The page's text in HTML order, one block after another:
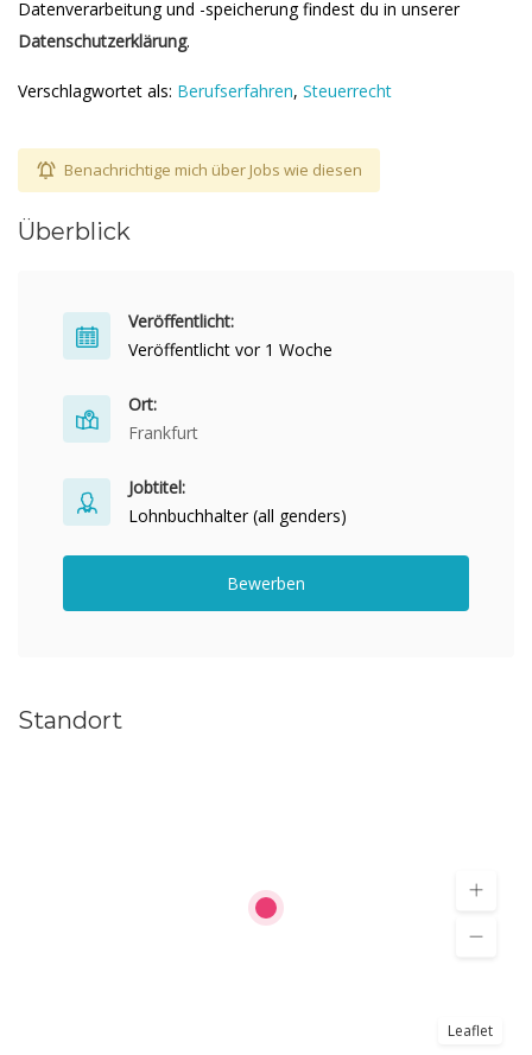
Datenverarbeitung und -speicherung findest du in unserer
Datenschutzerklärung.
Verschlagwortet als: Berufserfahren, Steuerrecht
Benachrichtige mich über Jobs wie diesen
Überblick
Veröffentlicht:
Veröffentlicht vor 1 Woche
Ort:
Frankfurt
Jobtitel:
Lohnbuchhalter (all genders)
Bewerben
Standort
Leaflet